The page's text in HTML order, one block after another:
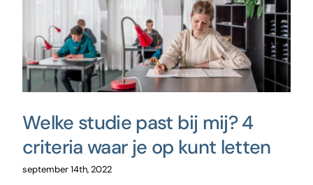
Welke studie past bij mij? 4
criteria waar je op kunt letten
september 14th, 2022